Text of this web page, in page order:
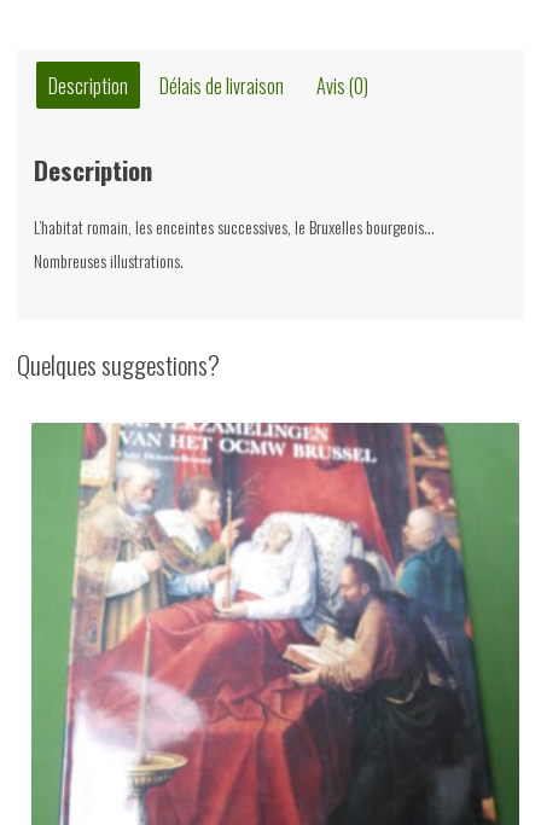
avant
1900,
Gaston
Martiny,
J-
Description Délais de livraison Avis (0)
Description
L’habitat romain, les enceintes successives, le Bruxelles bourgeois…
Nombreuses illustrations.
Quelques suggestions?